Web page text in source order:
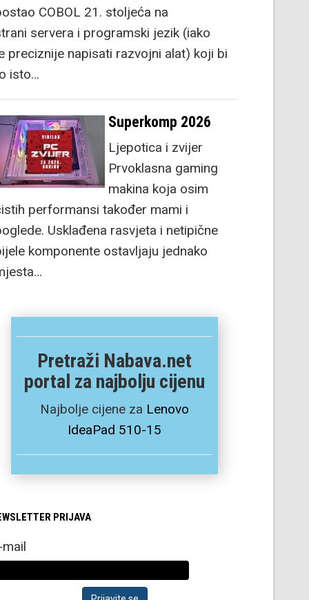
COBOL 21. stoljeća na
servera i programski jezik (iako
preciznije napisati razvojni alat) koji bi
isto…
Superkomp 2026
Ljepotica i zvijer
Prvoklasna gaming
makina koja osim
performansi također mami i
Usklađena rasvjeta i netipične
komponente ostavljaju jednako
Pretraži Nabava.net
portal za najbolju cijenu
Najbolje cijene za Lenovo
IdeaPad 510-15
PRIJAVA